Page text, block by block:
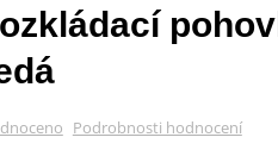
Podrobnosti hodnocení